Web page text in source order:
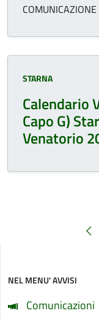
COMUNICAZIONE
Categoria:
STARNA
Calendario
Capo G)
Venatorio
NEL MENU' AVVISI
Comunicazioni